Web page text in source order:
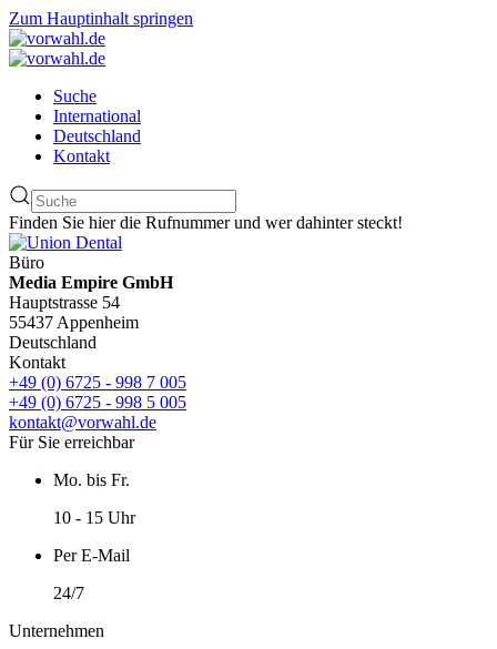
Zum Hauptinhalt springen
Suche
International
Deutschland
Kontakt
Finden Sie hier die Rufnummer und wer dahinter steckt!
Büro
Media Empire GmbH
Hauptstrasse 54
55437 Appenheim
Deutschland
Kontakt
+49 (0) 6725 - 998 7 005
+49 (0) 6725 - 998 5 005
kontakt@vorwahl.de
Für Sie erreichbar
Mo. bis Fr.
10 - 15 Uhr
Per E-Mail
24/7
Unternehmen